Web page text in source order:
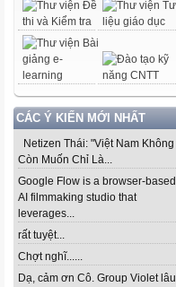
CÁC Ý KIẾN MỚI NHẤT
Netizen Thái: "Việt Nam Không
Còn Muốn Chỉ Là...
Google Flow is a browser-based
AI filmmaking studio that
leverages...
rất tuyệt...
Chợt nghĩ......
Dạ, cảm ơn Cô. Group Violet lâu